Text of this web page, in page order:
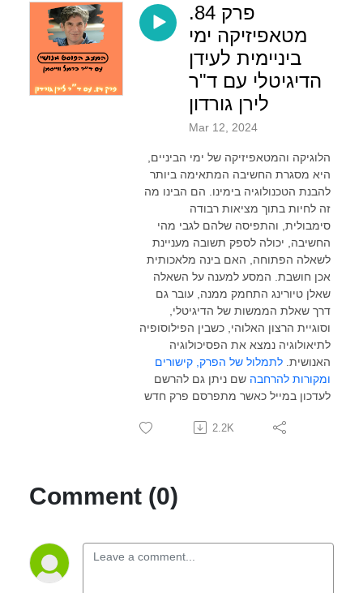
פרק 84.
מטאפיזיקה ימי
ביניימית לעידן
הדיגיטלי עם ד"ר
לירן גורדון
Mar 12, 2024
הלוגיקה והמטאפיזיקה של ימי הביניים,
היא מסגרת החשיבה המתאימה ביותר
להבנת הטכנולוגיה בימינו. הם הבינו מה
זה לחיות בתוך מציאות רבודה
סימבולית, והתפיסה שלהם לגבי מהי
החשיבה, יכולה לספק תשובה מעניינת
לשאלה הפתוחה, האם בינה מלאכותית
אכן חושבת. המסע למענה על השאלה
שאלן טיורינג התחמק ממנה, עובר גם
דרך שאלת הממשות של הדיגיטלי,
וסוגיית הרצון האלוהי, כשבין הפילוסופיה
לתיאולוגיה נמצא את הפסיכולוגיה
האנושית. לתמלול של הפרק, קישורים
ומקורות להרחבה שם ניתן גם להרשם
לעדכון במייל כאשר מתפרסם פרק חדש
2.2K
Comment (0)